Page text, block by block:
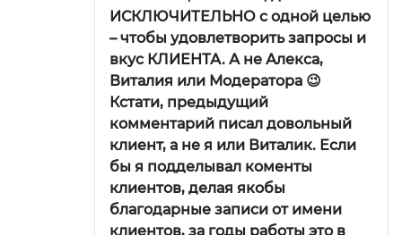
ИСКЛЮЧИТЕЛЬНО с одной целью
– чтобы удовлетворить запросы и
вкус КЛИЕНТА. А не Алекса,
Виталия или Модератора 😉
Кстати, предыдущий
комментарий писал довольный
клиент, а не я или Виталик. Если
бы я подделывал коменты
клиентов, делая якобы
благодарные записи от имени
клиентов, за годы работы это в